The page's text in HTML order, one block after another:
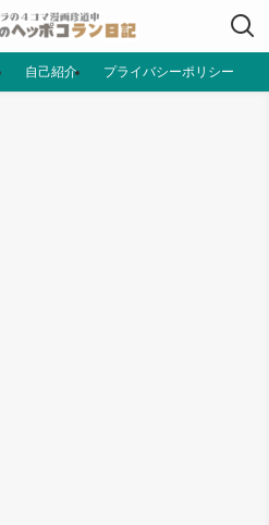
自己紹介 プライバシーポリシー